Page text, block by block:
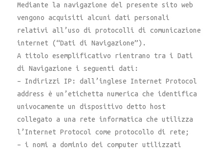
Mediante la navigazione del presente sito web
vengono acquisiti alcuni dati personali
relativi all’uso di protocolli di comunicazione
internet (“Dati di Navigazione”).
A titolo esemplificativo rientrano tra i Dati
di Navigazione i seguenti dati:
– Indirizzi IP: dall’inglese Internet Protocol
address è un’etichetta numerica che identifica
univocamente un dispositivo detto host
collegato a una rete informatica che utilizza
l’Internet Protocol come protocollo di rete;
– i nomi a dominio dei computer utilizzati